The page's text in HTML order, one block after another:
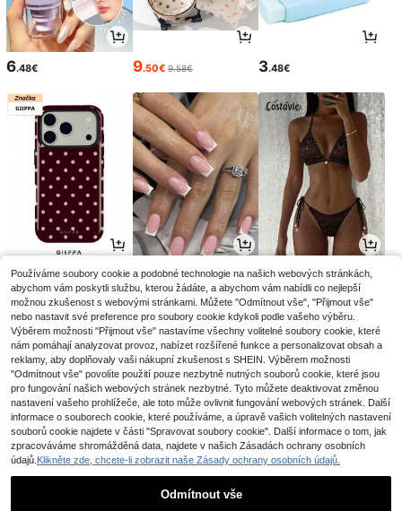
6.48€ 9.50€ 9.58€ 3.48€
4.21€ 3.73€ 12 .99€
3
Používáme soubory cookie a podobné technologie na našich webových stránkách,
abychom vám poskytli službu, kterou žádáte, a abychom vám nabídli co nejlepší
možnou zkušenost s webovými stránkami. Můžete "Odmítnout vše", "Přijmout vše"
nebo nastavit své preference pro soubory cookie kdykoli podle vašeho výběru.
Výběrem možnosti "Přijmout vše" nastavíme všechny volitelné soubory cookie, které
nám pomáhají analyzovat provoz, nabízet rozšířené funkce a personalizovat obsah a
reklamy, aby doplňovaly vaši nákupní zkušenost s SHEIN. Výběrem možnosti
"Odmítnout vše" povolíte použití pouze nezbytně nutných souborů cookie, které jsou
pro fungování našich webových stránek nezbytné. Tyto můžete deaktivovat změnou
nastavení vašeho prohlížeče, ale toto může ovlivnit fungování webových stránek. Další
informace o souborech cookie, které používáme, a úpravě vašich volitelných nastavení
souborů cookie najdete v části "Spravovat soubory cookie". Další informace o tom, jak
zpracováváme shromážděná data, najdete v našich Zásadách ochrany osobních
údajů. Klikněte zde, chcete-li zobrazit naše Zásady ochrany osobních údajů.
Odmítnout vše